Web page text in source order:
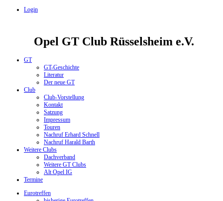
Login
Opel GT Club Rüsselsheim e.V.
GT
GT-Geschichte
Literatur
Der neue GT
Club
Club-Vorstellung
Kontakt
Satzung
Impressum
Touren
Nachruf Erhard Schnell
Nachruf Harald Barth
Weitere Clubs
Dachverband
Weitere GT Clubs
Alt Opel IG
Termine
Eurotreffen